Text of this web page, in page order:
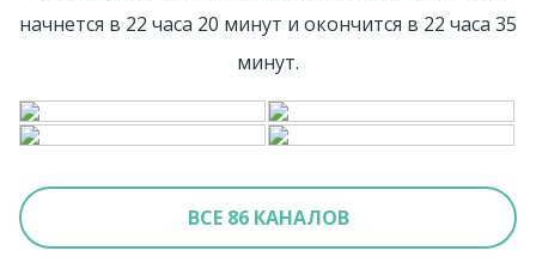
начнется в 22 часа 20 минут и окончится в 22 часа 35
минут.
ВСЕ 86 КАНАЛОВ